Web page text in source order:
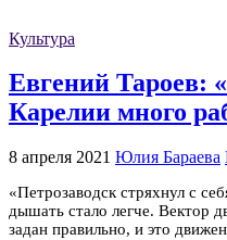
Культура
Евгений Тароев:
Карелии много
8 апреля 2021 Юлия Бараева
«Петрозаводск стряхнул с
дышать стало легче. Вектор
задан правильно, и это